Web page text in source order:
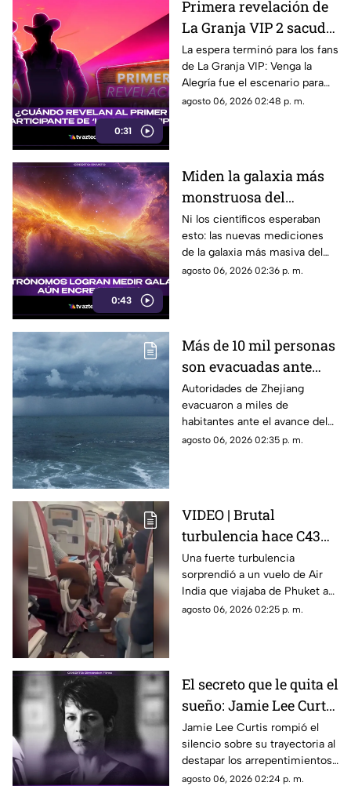
en el aeropuerto de la capital
del estado, dejando un saldo
de 32 personas fallecidas y 34
sobrevivientes.
0:31
Primera revelación de
La Granja VIP 2 sacude
la televisión: El destape
arrancó en Venga la
Alegría
La espera terminó para los fans
de La Granja VIP: Venga la
Alegría fue el escenario para
destapar la primera gran
agosto 06, 2026 02:48 p. m.
0:43
Miden la galaxia más
monstruosa del
universo y descubren
algo aterrador: no para
de comer
Ni los científicos esperaban
esto: las nuevas mediciones
de la galaxia más masiva del
cosmos revelan que no para de
agosto 06, 2026 02:36 p. m.
Más de 10 mil personas
son evacuadas ante
avance del tifón
Dolphin; así impactará
en China
Autoridades de Zhejiang
evacuaron a miles de
habitantes ante el avance del
tifón Dolphin hacia el este de
agosto 06, 2026 02:35 p. m.
VIDEO | Brutal
turbulencia hace C43R
300 pies a un avión en
la India; así quedó el
interior
Una fuerte turbulencia
sorprendió a un vuelo de Air
India que viajaba de Phuket a
Delhi, dejando 17 personas
agosto 06, 2026 02:25 p. m.
El secreto que le quita el
sueño: Jamie Lee Curtis
confiesa su mayor
arrepentimiento en
'Halloween H2O'
Jamie Lee Curtis rompió el
silencio sobre su trayectoria al
destapar los arrepentimientos
que conserva tras el arrollador
agosto 06, 2026 02:24 p. m.